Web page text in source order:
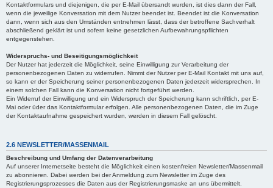
Kontaktformulars und diejenigen, die per E-Mail übersandt wurden, ist dies dann der Fall,
wenn die jeweilige Konversation mit dem Nutzer beendet ist. Beendet ist die Konversation
dann, wenn sich aus den Umständen entnehmen lässt, dass der betroffene Sachverhalt
abschließend geklärt ist und sofern keine gesetzlichen Aufbewahrungspflichten
entgegenstehen.
Widerspruchs- und Beseitigungsmöglichkeit
Der Nutzer hat jederzeit die Möglichkeit, seine Einwilligung zur Verarbeitung der
personenbezogenen Daten zu widerrufen. Nimmt der Nutzer per E-Mail Kontakt mit uns auf,
so kann er der Speicherung seiner personenbezogenen Daten jederzeit widersprechen. In
einem solchen Fall kann die Konversation nicht fortgeführt werden.
Ein Widerruf der Einwilligung und ein Widerspruch der Speicherung kann schriftlich, per E-
Mai oder üder das Kontaktformular erfolgen. Alle personenbezogenen Daten, die im Zuge
der Kontaktaufnahme gespeichert wurden, werden in diesem Fall gelöscht.
2.6 NEWSLETTER/MASSENMAIL
Beschreibung und Umfang der Datenverarbeitung
Auf unserer Internetseite besteht die Möglichkeit einen kostenfreien Newsletter/Massenmail
zu abonnieren. Dabei werden bei der Anmeldung zum Newsletter im Zuge des
Registrierungsprozesses die Daten aus der Registrierungsmaske an uns übermittelt.